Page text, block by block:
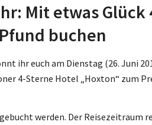
Mit etwas
buchen
ihr euch am Dienstag (26. Juni
4-Sterne Hotel „Hoxton“ zum
werden. Der Reisezeitraum